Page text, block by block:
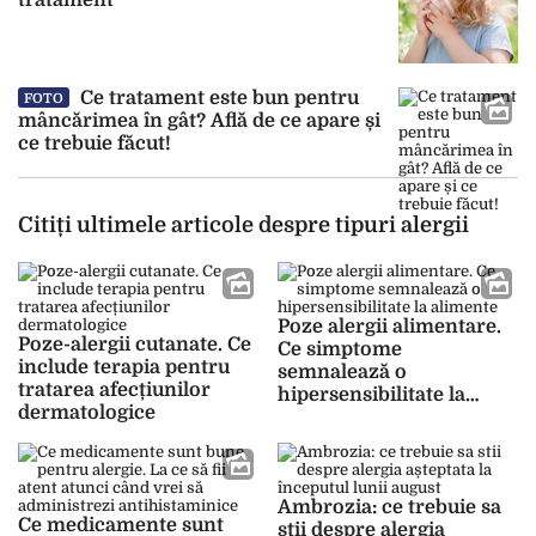
FOTO
Ce tratament este bun pentru
mâncărimea în gât? Află de ce apare și
ce trebuie făcut!
Citiți ultimele articole despre tipuri alergii
Poze-alergii cutanate. Ce
include terapia pentru
tratarea afecțiunilor
dermatologice
Poze alergii alimentare.
Ce simptome
semnalează o
hipersensibilitate la
Ce medicamente sunt
Ambrozia: ce trebuie sa
stii despre alergia